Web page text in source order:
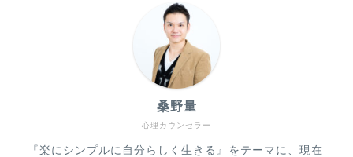
心理カウンセラー
桑野量
『楽にシンプルに自分らしく生きる』をテーマに、現在